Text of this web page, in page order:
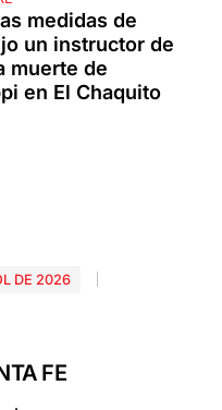
medidas de
un instructor de
muerte de
en El Chaquito
DE 2026
FE